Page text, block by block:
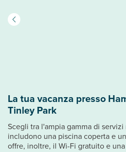
La tua vacanza presso
Tinley Park
Scegli tra l'ampia gamma di
includono una piscina coperta e
offre, inoltre, il Wi-Fi gratuito e